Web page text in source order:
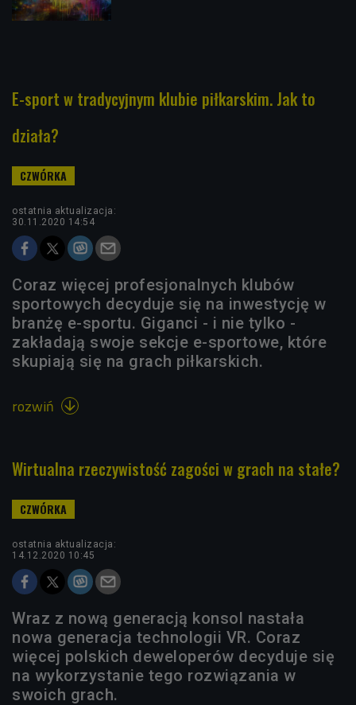
E-sport w tradycyjnym klubie piłkarskim. Jak to
działa?
ostatnia aktualizacja:
30.11.2020 14:54
Coraz więcej profesjonalnych klubów
sportowych decyduje się na inwestycję w
branżę e-sportu. Giganci - i nie tylko -
zakładają swoje sekcje e-sportowe, które
skupiają się na grach piłkarskich.
rozwiń 
Wirtualna rzeczywistość zagości w grach na stałe?
ostatnia aktualizacja:
14.12.2020 10:45
Wraz z nową generacją konsol nastała
nowa generacja technologii VR. Coraz
więcej polskich deweloperów decyduje się
na wykorzystanie tego rozwiązania w
swoich grach.